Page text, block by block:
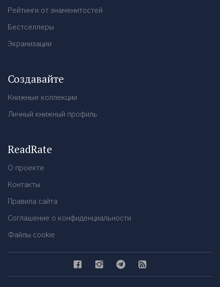
Рейтинги от знаменитостей
Бестселлеры
Экранизации
Создавайте
Книжные коллекции
Личный книжный профиль
ReadRate
О проекте
Контакты
Правила сайта
Соглашение о конфиденциальности
Файлы cookie